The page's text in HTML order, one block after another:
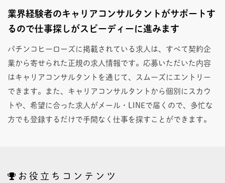
業界経験者のキャリアコンサルタントがサポートす
るので仕事探しがスピーディーに進みます
パチンコヒーローズに掲載されている求人は、すべて契約企
業から寄せられた正規の求人情報です。応募いただいた内容
はキャリアコンサルタントを通じて、スムーズにエントリー
できます。また、キャリアコンサルタントから個別にスカウ
トや、希望に合った求人がメール・LINEで届くので、多忙な
方でも登録するだけで手間なく仕事を探すことができます。
お役立ちコンテンツ